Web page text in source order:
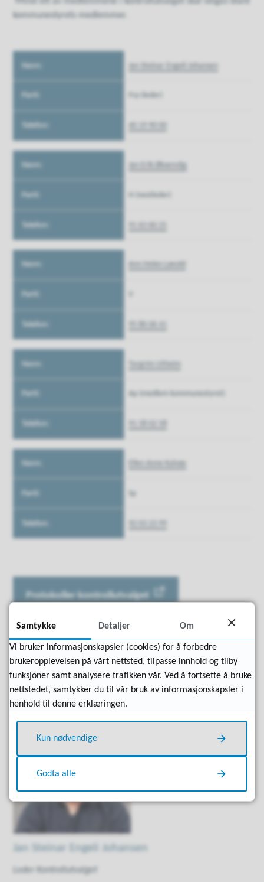
kommunestyrets medlemmer.
Navn: Jan Steinar Engeli Johansen
Jan Erik Øksenvåg
Torgrim Utheim
Ellen Anne Kalvøy
Protokoller kontrollutvalget
Publisert 05.11.2021 15:59 Sist endret 15.05.2026 09:05
Kontaktinformasjon
Jan Steinar Engeli Johansen
Leder Kontrollutvalget
Samtykke Detaljer Om
Vi bruker informasjonskapsler (cookies) for å forbedre
brukeropplevelsen på vårt nettsted, tilpasse innhold og tilby
funksjoner samt analysere trafikken vår. Ved å fortsette å bruke
nettstedet, samtykker du til vår bruk av informasjonskapsler i
henhold til denne erklæringen.
Kun nødvendige
Godta alle